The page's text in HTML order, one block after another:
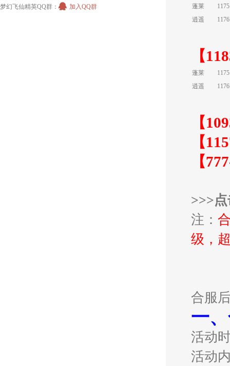
梦幻飞仙精英QQ群：
加入QQ群 蓬莱
逍遥
【
蓬莱
逍遥
【
【
【
>>>
注：
级，
合服
一、
活动
活动